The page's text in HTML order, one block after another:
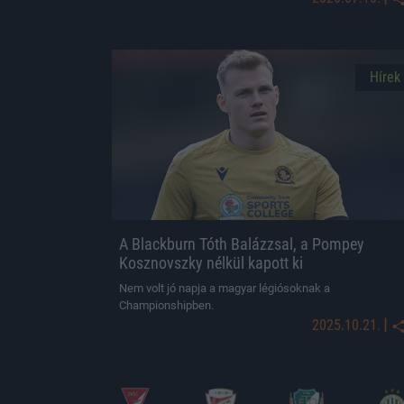
Hírek
A Blackburn Tóth Balázzsal, a Pompey
Kosznovszky nélkül kapott ki
Nem volt jó napja a magyar légiósoknak a
Championshipben.
2025.10.21. |